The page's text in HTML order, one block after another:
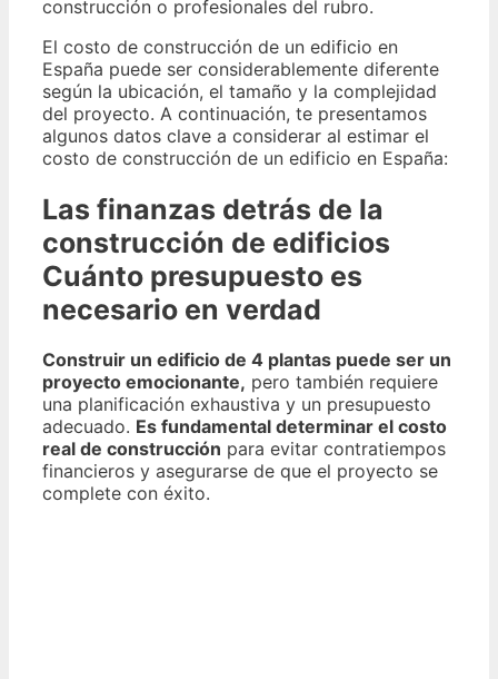
construcción o profesionales del rubro.
El costo de construcción de un edificio en
España puede ser considerablemente diferente
según la ubicación, el tamaño y la complejidad
del proyecto. A continuación, te presentamos
algunos datos clave a considerar al estimar el
costo de construcción de un edificio en España:
Las finanzas detrás de la
construcción de edificios
Cuánto presupuesto es
necesario en verdad
Construir un edificio de 4 plantas puede ser un
proyecto emocionante, pero también requiere
una planificación exhaustiva y un presupuesto
adecuado. Es fundamental determinar el costo
real de construcción para evitar contratiempos
financieros y asegurarse de que el proyecto se
complete con éxito.